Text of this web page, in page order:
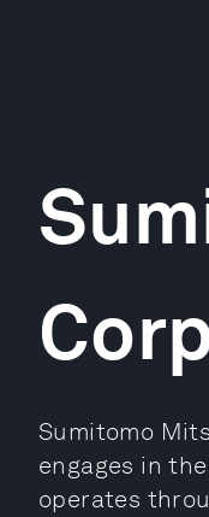
Sumitomo
engages in
operates